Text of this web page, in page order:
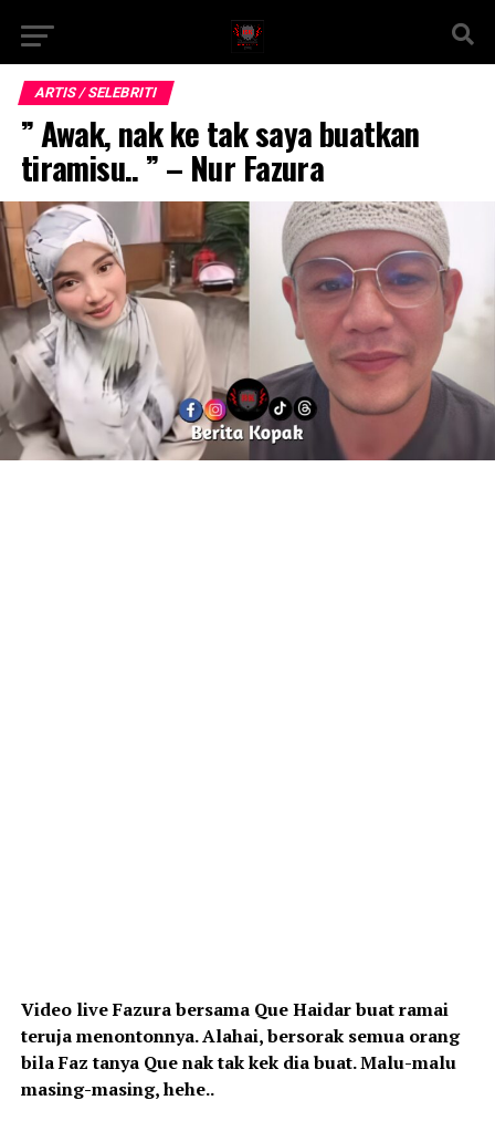
ARTIS / SELEBRITI
” Awak, nak ke tak saya buatkan
tiramisu.. ” – Nur Fazura
Video live Fazura bersama Que Haidar buat ramai
teruja menontonnya. Alahai, bersorak semua orang
bila Faz tanya Que nak tak kek dia buat. Malu-malu
masing-masing, hehe..